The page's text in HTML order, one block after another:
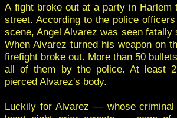
А fight broke out at a party in Harlem
street. According to the police
scene, Angel Alvarez was seen fatally
When Alvarez turned his weapon on
firefight broke out. More than 50
all of them by the police. At least
pierced Alvarez's body.
Luckily for Alvarez — whose criminal